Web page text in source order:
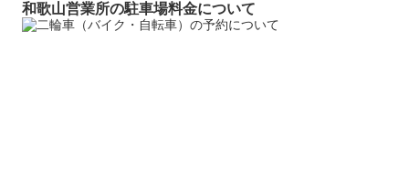
和歌山営業所の駐車場料金について